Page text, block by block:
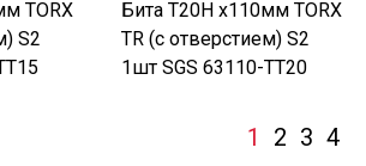
TORX
S2
Бита T20H х110мм TORX
TR (с отверстием) S2
1шт SGS 63110-TT20
1 2 3 4